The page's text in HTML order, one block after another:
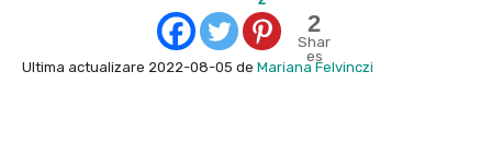
2
Shar
es
Ultima actualizare 2022-08-05 de Mariana Felvinczi